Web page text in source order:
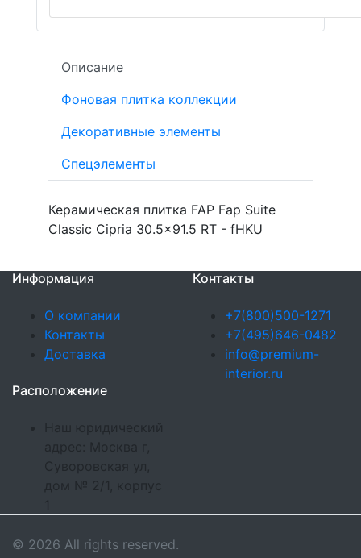
Описание
Фоновая плитка коллекции
Декоративные элементы
Спецэлементы
Керамическая плитка FAP Fap Suite
Classic Cipria 30.5x91.5 RT - fHKU
Информация
О компании
Контакты
Доставка
Контакты
+7(800)500-1271
+7(495)646-0482
info@premium-
interior.ru
Расположение
Наш юридический
адрес: Москва г,
Суворовская ул,
дом № 2/1, корпус
© 2026 All rights reserved.